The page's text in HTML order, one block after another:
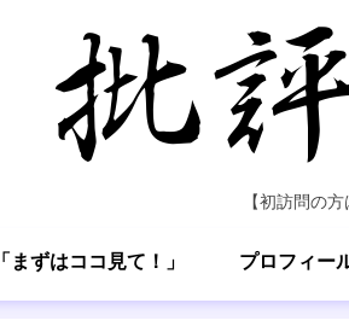
【初訪問の
「まずはココ見て！」 プロフィー